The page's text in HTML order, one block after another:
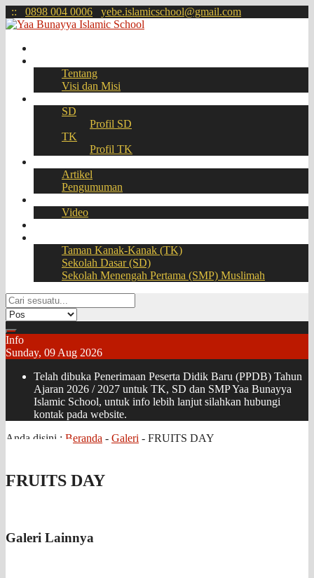
:: 0898 004 0006 yebe.islamicschool@gmail.com
Tentang
Visi dan Misi
SD
Profil SD
TK
Profil TK
Artikel
Pengumuman
Video
Taman Kanak-Kanak (TK)
Sekolah Dasar (SD)
Sekolah Menengah Pertama (SMP) Muslimah
Info
Sunday, 09 Aug 2026
Telah dibuka Penerimaan Peserta Didik Baru (PPDB) Tahun
Ajaran 2026 / 2027 untuk TK, SD dan SMP Yaa Bunayya
Islamic School, untuk info lebih lanjut silahkan hubungi
kontak pada website.
Anda disini : Beranda - Galeri - FRUITS DAY
FRUITS DAY
Galeri Lainnya